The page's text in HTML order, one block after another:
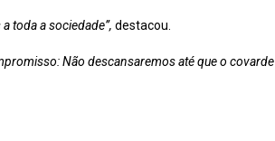
toda a sociedade”, destacou.
Não descansaremos até que o covarde